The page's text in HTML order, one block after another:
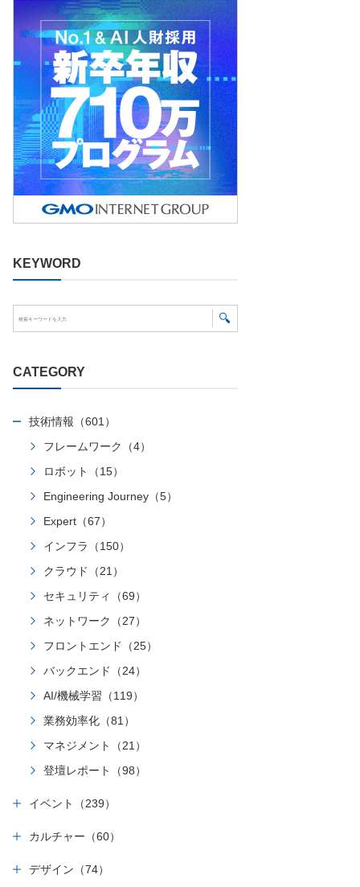
KEYWORD
CATEGORY
技術情報（601）
フレームワーク（4）
ロボット（15）
Engineering Journey（5）
Expert（67）
インフラ（150）
クラウド（21）
セキュリティ（69）
ネットワーク（27）
フロントエンド（25）
バックエンド（24）
AI/機械学習（119）
業務効率化（81）
マネジメント（21）
登壇レポート（98）
イベント（239）
カルチャー（60）
デザイン（74）